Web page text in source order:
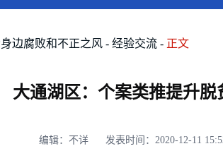
边腐败和不正之风 经验交流 正文
大通湖区：个案类推提升脱
编辑：不详 发表时间：2020-12-11